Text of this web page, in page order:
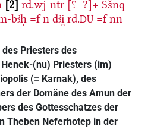
2 rd.wj-nṯr [⸮_?]+ Ššnq
bꜣḥ =f n ḏꜣi̯ rd.DU =f nn
Priesters des
(nu) Priesters (im)
(= Karnak), des
der Domäne des Amun der
des Gottesschatzes der
Theben Neferhotep in der